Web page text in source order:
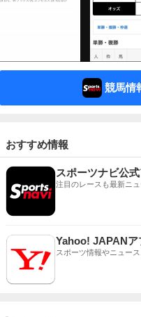
競馬情
おすすめ情報
スポーツナビ公式
注目のレースも最新ニ
Yahoo! JAPANア
スポーツ情報やニュー